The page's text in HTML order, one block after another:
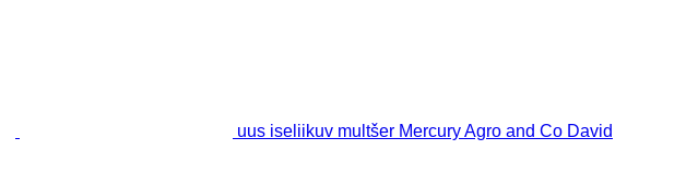
uus iseliikuv multšer Mercury Agro and Co David